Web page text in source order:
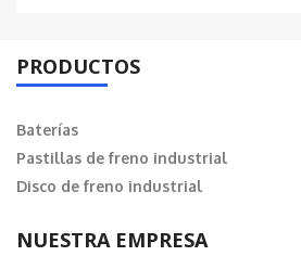
PRODUCTOS
Baterías
Pastillas de freno industrial
Disco de freno industrial
NUESTRA EMPRESA